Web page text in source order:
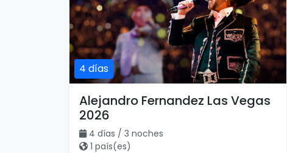
4 días
Alejandro Fernandez Las Vegas
2026
4 días / 3 noches
1 país(es)